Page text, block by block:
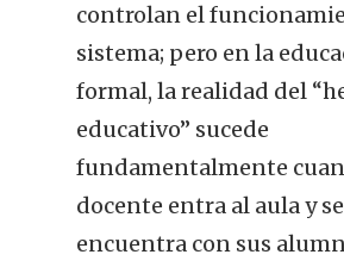
controlan el
sistema; pero en la
formal, la realidad del
educativo” sucede
fundamentalmente
docente entra al aula y se
encuentra con sus